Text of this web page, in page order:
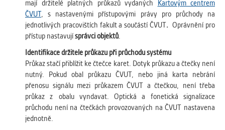
mají držitelé platných průkazů vydaných Kartovým centrem
ČVUT, s nastavenými přístupovými právy pro průchody na
jednotlivých pracovištích fakult a součástí ČVUT. Oprávnění pro
přístup nastavujísprávci objektů.
Identifikace držitele průkazu při průchodu systému
Průkaz stačí přiblížit ke čtečce karet. Dotyk průkazu a čtečky není
nutný. Pokud obal průkazu ČVUT, nebo jiná karta nebrání
přenosu signálu mezi průkazem ČVUT a čtečkou, není třeba
průkaz z obalu vyndavat. Optická a fonetická signalizace
průchodu není na čtečkách provozovaných na ČVUT nastavena
jednotně.